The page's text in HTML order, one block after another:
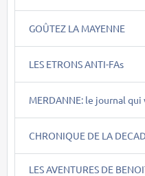
GOÛTEZ LA MAYENNE
LES ETRONS ANTI-FAs
MERDANNE: le journal
CHRONIQUE DE LA
LES AVENTURES DE